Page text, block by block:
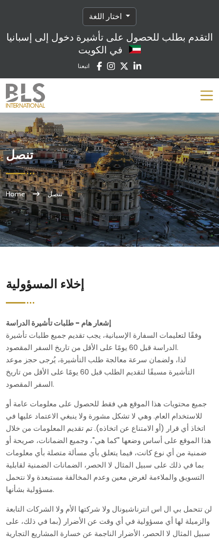
التقدم بطلب للحصول على تأشيرة دخول إلى إسبانيا
اتبعنا
تنصل
Home تنصل
إخلاء المسؤولية
إشعار هام - طلبات تأشيرة الدراسة
وفقًا لتعليمات السفارة الإسبانية، يجب تقديم جميع طلبات تأشيرة
الدراسة قبل 60 يومًا على الأقل من تاريخ السفر المقصود.
لذا، ولضمان سرعة معالجة طلب التأشيرة، يُرجى حجز موعد
التأشيرة مسبقًا لتقديم الطلب قبل 60 يومًا على الأقل من تاريخ
السفر المقصود.
جميع محتويات هذا الموقع هي فقط للحصول على معلومات عامة أو
للاستخدام العام. وهي لا تشكل مشورة ولا ينبغي الاعتماد عليها في
اتخاذ أي قرار (أو الامتناع عن اتخاذه). تم تقديم المعلومات من خلال
هذا الموقع على أساس وضعها "كما هي"، وجميع الضمانات، صريحة أو
ضمنية من أي نوع كانت، فيما يتعلق بأي مسألة متصلة بأي معلومات
بما في ذلك على سبيل المثال لا الحصر، الضمانات الضمنية لقابلية
التسويق والملاءمة لغرض معين وعدم المخالفة مستبعدة ولا نتحمل
مسؤولية بشأنها.
لن تتحمل بي ال اس انترناشيونال ولا شركتها الأم ولا الشركات التابعة
والزميلة لها أي مسؤولية في أي وقت عن الأضرار (بما في ذلك، على
سبيل المثال لا الحصر، الأضرار الناجمة عن خسارة المشاريع التجارية